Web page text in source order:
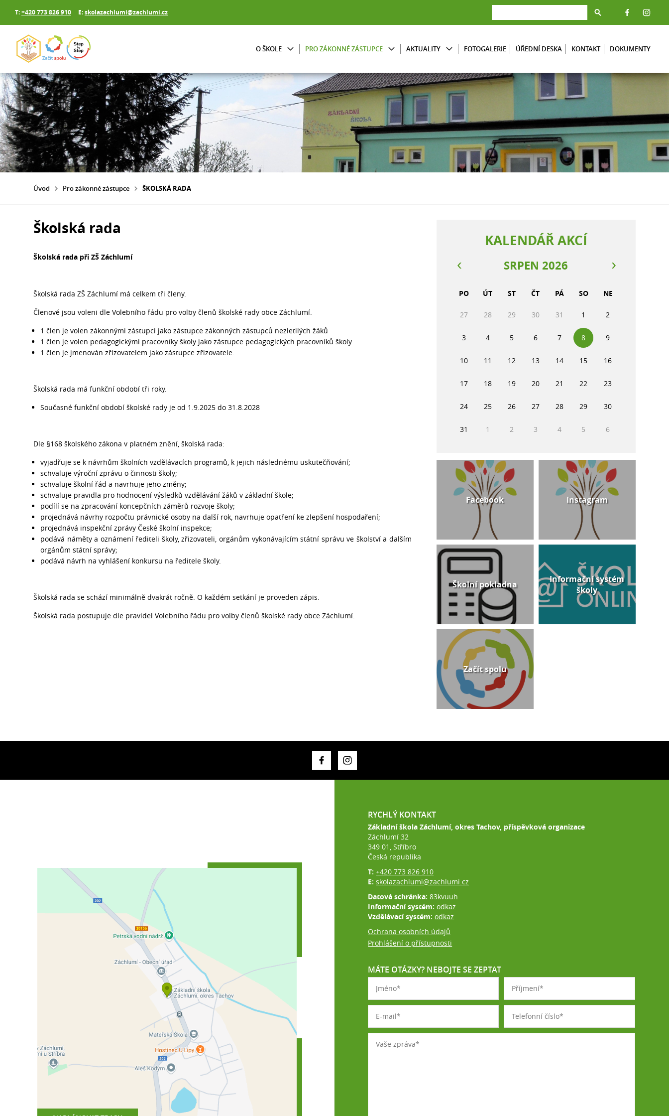
T:+420 773 826 910 E:skolazachlumi@zachlumi.cz
O ŠKOLE PRO ZÁKONNÉ ZÁSTUPCE AKTUALITY FOTOGALERIE ÚŘEDNÍ DESKA KONTAKT DOKUMENTY
Úvod Pro zákonné zástupce ŠKOLSKÁ RADA
Školská rada
Školská rada při ZŠ Záchlumí
Školská rada ZŠ Záchlumí má celkem tři členy.
Členové jsou voleni dle Volebního řádu pro volby členů školské rady obce Záchlumí.
1 člen je volen zákonnými zástupci jako zástupce zákonných zástupců nezletilých žáků
1 člen je volen pedagogickými pracovníky školy jako zástupce pedagogických pracovníků školy
1 člen je jmenován zřizovatelem jako zástupce zřizovatele.
Školská rada má funkční období tři roky.
Současné funkční období školské rady je od 1.9.2025 do 31.8.2028
Dle §168 školského zákona v platném znění, školská rada:
vyjadřuje se k návrhům školních vzdělávacích programů, k jejich následnému uskutečňování;
schvaluje výroční zprávu o činnosti školy;
schvaluje školní řád a navrhuje jeho změny;
schvaluje pravidla pro hodnocení výsledků vzdělávání žáků v základní škole;
podílí se na zpracování koncepčních záměrů rozvoje školy;
projednává návrhy rozpočtu právnické osoby na další rok, navrhuje opatření ke zlepšení hospodaření;
projednává inspekční zprávy České školní inspekce;
podává náměty a oznámení řediteli školy, zřizovateli, orgánům vykonávajícím státní správu ve školství a dalším
orgánům státní správy;
podává návrh na vyhlášení konkursu na ředitele školy.
Školská rada se schází minimálně dvakrát ročně. O každém setkání je proveden zápis.
Školská rada postupuje dle pravidel Volebního řádu pro volby členů školské rady obce Záchlumí.
KALENDÁŘ AKCÍ
SRPEN 2026
PO ÚT ST ČT PÁ SO NE
27 28 29 30 31 1 2
3 4 5 6 7 8 9
10 11 12 13 14 15 16
17 18 19 20 21 22 23
24 25 26 27 28 29 30
31 1 2 3 4 5 6
Facebook Instagram
Školní pokladna
Informační systém
školy
Začít spolu
RYCHLÝ KONTAKT
Základní škola Záchlumí, okres Tachov, příspěvková organizace
Záchlumí 32
349 01, Stříbro
Česká republika
T:+420 773 826 910
E:skolazachlumi@zachlumi.cz
Datová schránka:83kvuuh
Informační systém:odkaz
Vzdělávací systém:odkaz
Ochrana osobních údajů
Prohlášení o přístupnosti
MÁTE OTÁZKY? NEBOJTE SE ZEPTAT